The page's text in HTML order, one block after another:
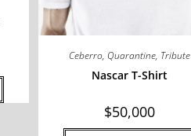
Ceberro, Quarantine, Tribute
Nascar T-Shirt
$50,000